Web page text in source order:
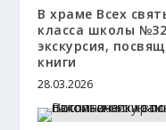
В храме Всех
класса школы
экскурсия,
книги
28.03.2026